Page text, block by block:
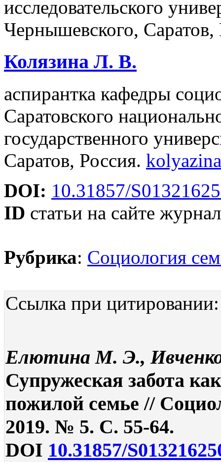
исследовательского
Чернышевского,
Колязина Л. В.
аспирантка кафедры
Саратовского
государственного
Саратов, Россия.
DOI: 10.31857/
ID статьи на сайте
Рубрика: Социология
Ссылка при цитировании:
Елютина М. Э.,
Супружеская забота
пожилой семье //
2019. № 5. С. 55-64.
DOI 10.31857/